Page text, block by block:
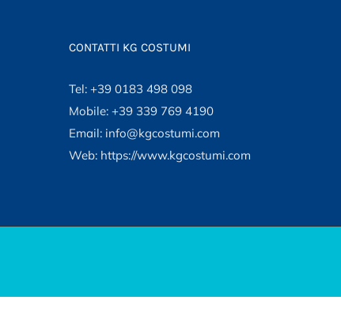
CONTATTI KG COSTUMI
Tel: +39 0183 498 098
Mobile: +39 339 769 4190
Email: info@kgcostumi.com
Web: https://www.kgcostumi.com